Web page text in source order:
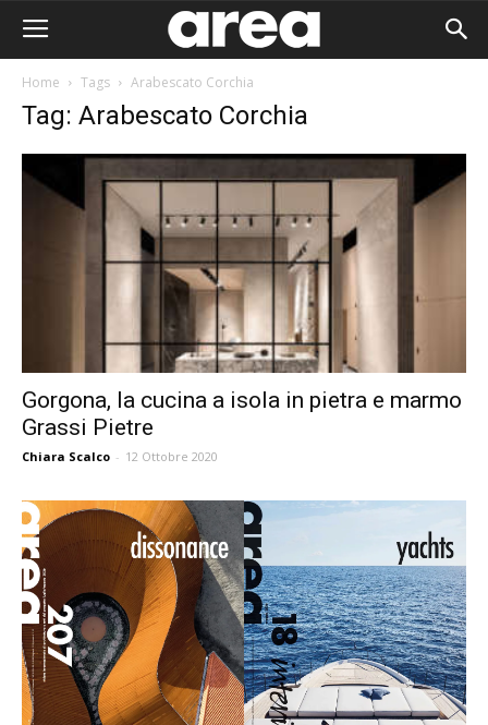
Home Tags Arabescato Corchia
Tag: Arabescato Corchia
Gorgona, la cucina a isola in pietra e marmo
Grassi Pietre
Chiara Scalco - 12 Ottobre 2020